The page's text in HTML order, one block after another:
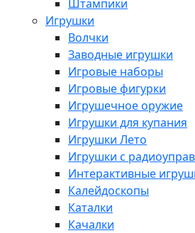
Штампики
Игрушки
Волчки
Заводные игрушки
Игровые наборы
Игровые фигурки
Игрушечное оружие
Игрушки для купания
Игрушки Лето
Игрушки с
Интерактивные
Калейдоскопы
Каталки
Качалки